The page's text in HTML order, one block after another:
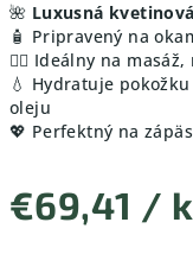
🌺 Luxusná
🧴 Pripravený na
💆‍♀️ Ideálny na
💧 Hydratuje
oleju
💖 Perfektný na
€69,41 /